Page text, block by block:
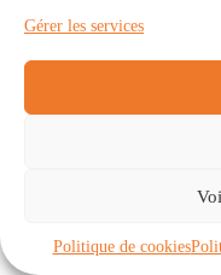
Gérer les services
Politique de cookies
Communautés